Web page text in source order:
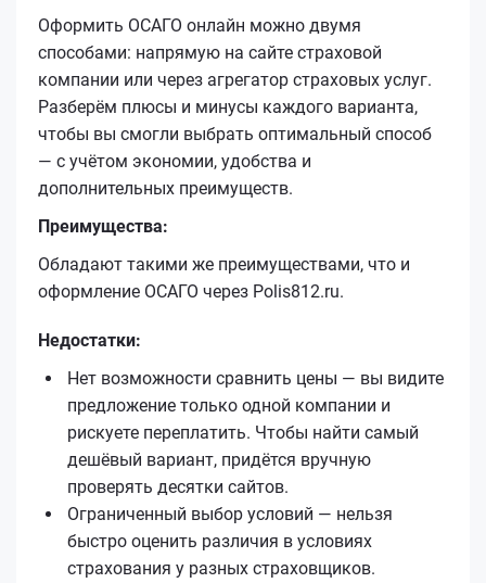
Оформить ОСАГО онлайн можно двумя
способами: напрямую на сайте страховой
компании или через агрегатор страховых услуг.
Разберём плюсы и минусы каждого варианта,
чтобы вы смогли выбрать оптимальный способ
— с учётом экономии, удобства и
дополнительных преимуществ.
Преимущества:
Обладают такими же преимуществами, что и
оформление ОСАГО через Polis812.ru.
Недостатки:
Нет возможности сравнить цены — вы видите
предложение только одной компании и
рискуете переплатить. Чтобы найти самый
дешёвый вариант, придётся вручную
проверять десятки сайтов.
Ограниченный выбор условий — нельзя
быстро оценить различия в условиях
страхования у разных страховщиков.